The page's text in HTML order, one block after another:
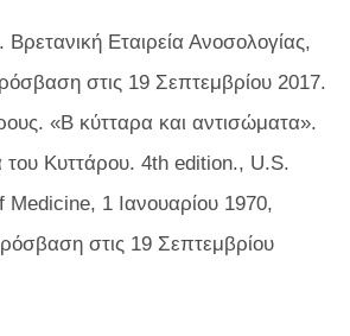
Εταιρεία Ανοσολογίας,
στις 19 Σεπτεμβρίου 2017.
«Β κύτταρα και αντισώματα».
του Κυττάρου. 4th edition., U.S.
1 Ιανουαρίου 1970,
στις 19 Σεπτεμβρίου